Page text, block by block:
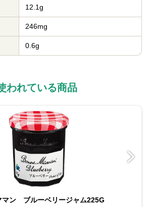
12.1g
246mg
0.6g
われている商品
マン ブルーベリージャム225G